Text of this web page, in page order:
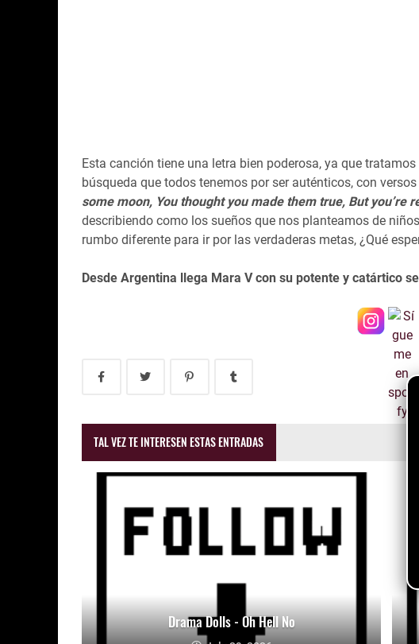
Esta canción tiene una letra bien poderosa, ya que
búsqueda que todos tenemos por ser auténticos, con
some moon, You thought you made them true, But you’re
describiendo como los sueños que nos planteamos de
rumbo diferente para ir por las verdaderas metas, ¿Qué
Desde Argentina llega Mara V con su potente y catártico
TAL VEZ TE INTERESEN ESTAS ENTRADAS
Drama Dolls - Oh Hell No